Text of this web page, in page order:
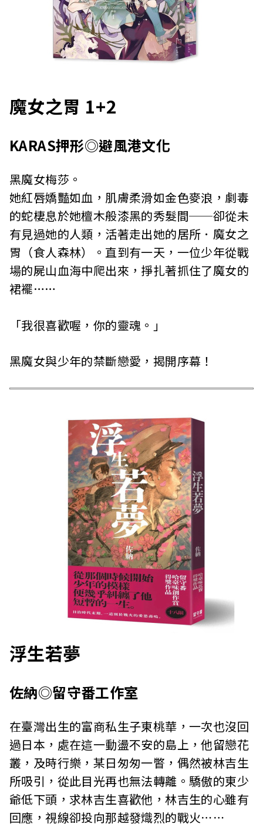
魔女之胃 1+2
KARAS押形◎避風港文化
黑魔女梅莎。
她紅唇嬌豔如血，肌膚柔滑如金色麥浪，劇毒
的蛇棲息於她檀木般漆黑的秀髮間──卻從未
有見過她的人類，活著走出她的居所．魔女之
胃（食人森林）。直到有一天，一位少年從戰
場的屍山血海中爬出來，掙扎著抓住了魔女的
裙襬……
「我很喜歡喔，你的靈魂。」
黑魔女與少年的禁斷戀愛，揭開序幕！
浮生若夢
佐納◎留守番工作室
在臺灣出生的富商私生子東桃華，一次也沒回
過日本，處在這一動盪不安的島上，他留戀花
叢，及時行樂，某日匆匆一瞥，偶然被林吉生
所吸引，從此目光再也無法轉離。驕傲的東少
爺低下頭，求林吉生喜歡他，林吉生的心雖有
回應，視線卻投向那越發熾烈的戰火⋯⋯